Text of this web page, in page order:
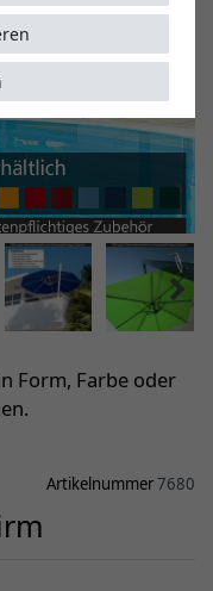
Form, Farbe oder
Artikelnummer7680